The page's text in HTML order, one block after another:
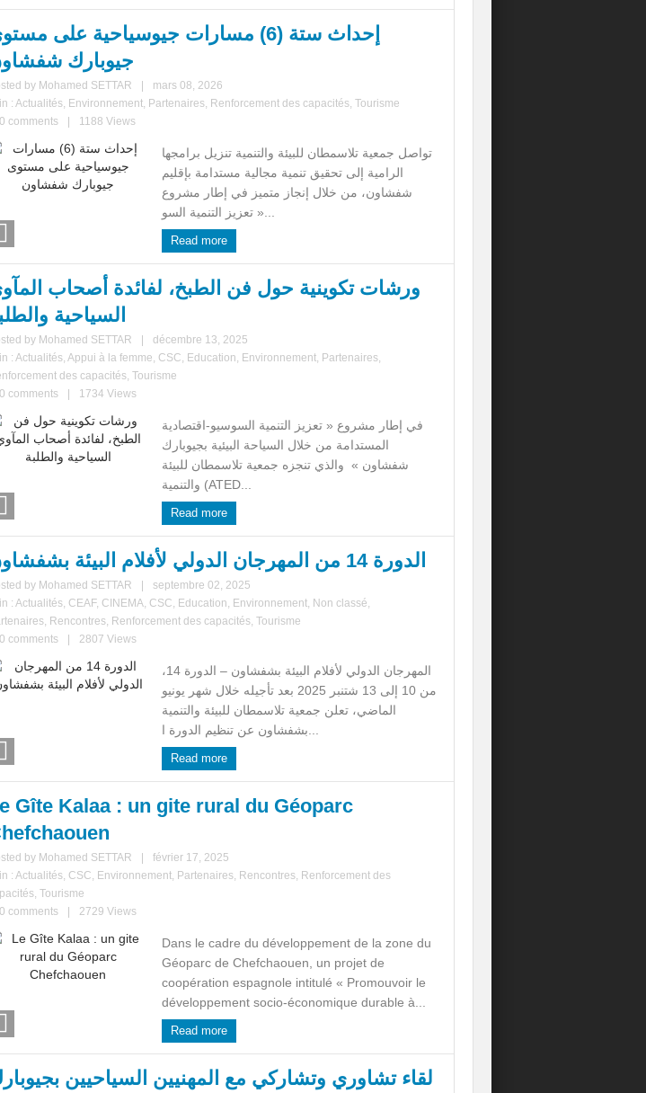
إحداث ستة (6) مسارات جيوسياحية على
جيوبارك
by Mohamed SETTAR
mars 08, 2026
in : Actualités, Environnement, Partenaires, Renforcement des capacités, Tourisme
0 comments 1188 Views
تواصل جمعية تلاسمطان للبيئة والتنمية تنزيل برامجها
الرامية إلى تحقيق تنمية مجالية مستدامة بإقليم
شفشاون، من خلال إنجاز متميز في إطار مشروع
Read more
ورشات تكوينية حول فن الطبخ، لفائدة أصحاب
السياحية
by Mohamed SETTAR
décembre 13, 2025
in : Actualités, Appui à la femme, CSC, Education, Environnement, Partenaires,
des capacités, Tourisme
0 comments 1734 Views
في إطار مشروع « تعزيز التنمية السوسيو-اقتصادية
المستدامة من خلال السياحة البيئية بجيوبارك
شفشاون » والذي تنجزه جمعية تلاسمطان للبيئة
والتنمية (ATED...
Read more
الدورة 14 من المهرجان الدولي لأفلام البيئة بشفشاون
by Mohamed SETTAR
septembre 02, 2025
in : Actualités, CEAF, CINEMA, CSC, Education, Environnement, Non classé,
, Rencontres, Renforcement des capacités, Tourisme
0 comments 2807 Views
المهرجان الدولي لأفلام البيئة بشفشاون – الدورة 14،
من 10 إلى 13 شتنبر 2025 بعد تأجيله خلال شهر يونيو
الماضي، تعلن جمعية تلاسمطان للبيئة والتنمية
Read more
Gîte Kalaa : un gite rural du Géoparc
by Mohamed SETTAR
février 17, 2025
in : Actualités, CSC, Environnement, Partenaires, Rencontres, Renforcement des
, Tourisme
0 comments 2729 Views
Dans le cadre du développement de la zone du
Géoparc de Chefchaouen, un projet de
coopération espagnole intitulé « Promouvoir le
développement socio-économique durable à...
Read more
لقاء تشاوري وتشاركي مع المهنيين السياحيين